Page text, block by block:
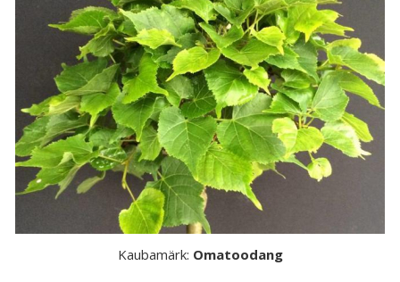
Kaubamärk: Omatoodang